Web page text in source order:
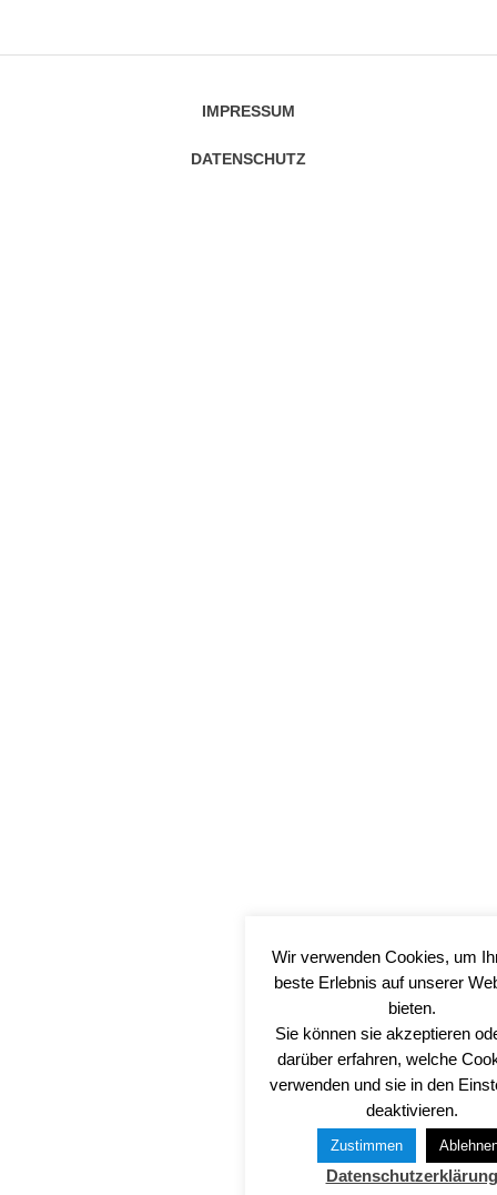
IMPRESSUM
DATENSCHUTZ
Wir verwenden Cookies, um
beste Erlebnis auf unserer
bieten.
Sie können sie akzeptieren
darüber erfahren, welche
verwenden und sie in den
deaktivieren.
Zustimmen
Datenschutzerklärung